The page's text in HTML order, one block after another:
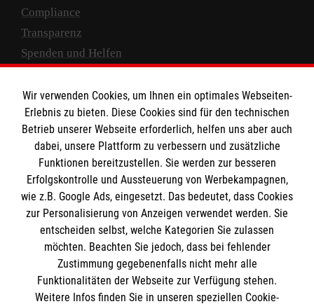
Compliance
Transparenz
Spenden und Helfen
Empfänger: Malteser Hilfsdienst e.V.
IBAN: DE10 3706 0120 1201 2000 12
BIC: GENODED 1PA7
Wir verwenden Cookies, um Ihnen ein optimales Webseiten-
Erlebnis zu bieten. Diese Cookies sind für den technischen
Betrieb unserer Webseite erforderlich, helfen uns aber auch
dabei, unsere Plattform zu verbessern und zusätzliche
Funktionen bereitzustellen. Sie werden zur besseren
Erfolgskontrolle und Aussteuerung von Werbekampagnen,
wie z.B. Google Ads, eingesetzt. Das bedeutet, dass Cookies
zur Personalisierung von Anzeigen verwendet werden. Sie
entscheiden selbst, welche Kategorien Sie zulassen
möchten. Beachten Sie jedoch, dass bei fehlender
Zustimmung gegebenenfalls nicht mehr alle
Funktionalitäten der Webseite zur Verfügung stehen.
Weitere Infos finden Sie in unseren speziellen Cookie-